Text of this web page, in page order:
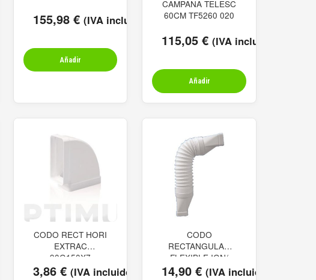
155,98 € (IVA incluido)
Añadir
CAMPANA TELESC
60CM TF5260 020
115,05€ (IVA incluido)
Añadir
CODO RECT HORI
EXTRAC
90G150X7
3,86 € (IVA incluido)
CODO
RECTANGULAR
FLEXIBLE IGN/
14,90€ (IVA incluido)